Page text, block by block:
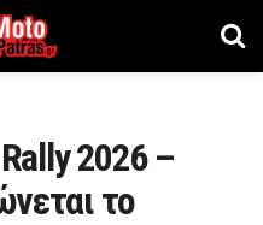
2026 –
το